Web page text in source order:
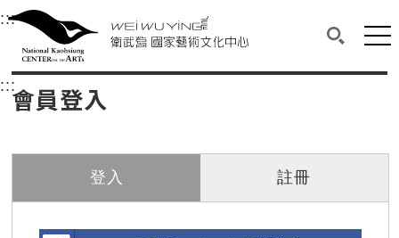
衛武營國家藝術文化中心
中央內容區塊，為本頁主要內容區。
:::選單連結區塊，此區塊列有本網站主要連結。
衛武營國家藝術文化中心
搜尋(開
網
::: 中央內容區塊，為本頁主要內容區。
會員登入
登入 註冊